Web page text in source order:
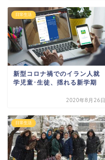
日常生活
新型コロナ禍でのイラン人就
学児童･生徒、揺れる新学期
2020年8月26日
日常生活